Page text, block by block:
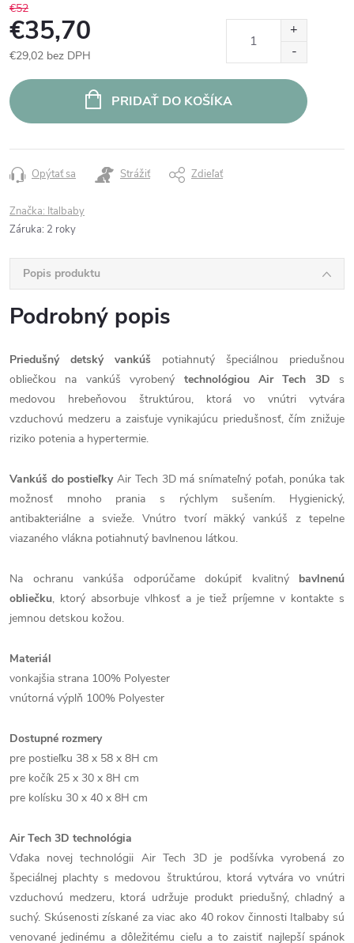
€52
€35,70
€29,02 bez DPH
cena:
PRIDAŤ DO KOŠÍKA
Opýtať sa Strážiť Zdieľať
Značka: Italbaby
Záruka: 2 roky
Popis produktu
Podrobný popis
Priedušný detský vankúš potiahnutý špeciálnou priedušnou
obliečkou na vankúš vyrobený technológiou Air Tech 3D s
medovou hrebeňovou štruktúrou, ktorá vo vnútri vytvára
vzduchovú medzeru a zaisťuje vynikajúcu priedušnosť, čím znižuje
riziko potenia a hypertermie.
Vankúš do postieľkyAir Tech 3D má snímateľný poťah, ponúka tak
možnosť mnoho prania s rýchlym sušením. Hygienický,
antibakteriálne a svieže. Vnútro tvorí mäkký vankúš z tepelne
viazaného vlákna potiahnutý bavlnenou látkou.
Na ochranu vankúša odporúčame dokúpiť kvalitný bavlnenú
obliečku, ktorý absorbuje vlhkosť a je tiež príjemne v kontakte s
jemnou detskou kožou.
Materiál
vonkajšia strana 100% Polyester
vnútorná výplň 100% Polyester
Dostupné rozmery
pre postieľku 38 x 58 x 8H cm
pre kočík 25 x 30 x 8H cm
pre kolísku 30 x 40 x 8H cm
Air Tech 3D technológia
Vďaka novej technológii Air Tech 3D je podšívka vyrobená zo
špeciálnej plachty s medovou štruktúrou, ktorá vytvára vo vnútri
vzduchovú medzeru, ktorá udržuje produkt priedušný, chladný a
suchý. Skúsenosti získané za viac ako 40 rokov činnosti Italbaby sú
venované jedinému a dôležitému cieľu a to zaistiť najlepší spánok